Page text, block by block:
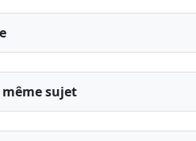
même sujet